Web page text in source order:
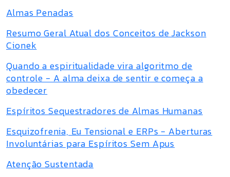
Almas Penadas
Resumo Geral Atual dos Conceitos de Jackson
Cionek
Quando a espiritualidade vira algoritmo de
controle - A alma deixa de sentir e começa a
obedecer
Espíritos Sequestradores de Almas Humanas
Esquizofrenia, Eu Tensional e ERPs - Aberturas
Involuntárias para Espíritos Sem Apus
Atenção Sustentada